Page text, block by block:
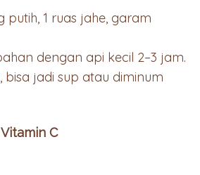
putih, 1 ruas jahe, garam
dengan api kecil 2–3 jam.
bisa jadi sup atau diminum
C